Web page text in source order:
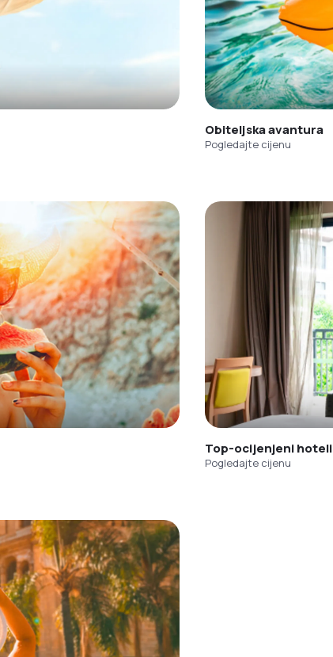
Obiteljska avantura
Pogledajte cijenu
Top-ocijenjeni hoteli
Pogledajte cijenu